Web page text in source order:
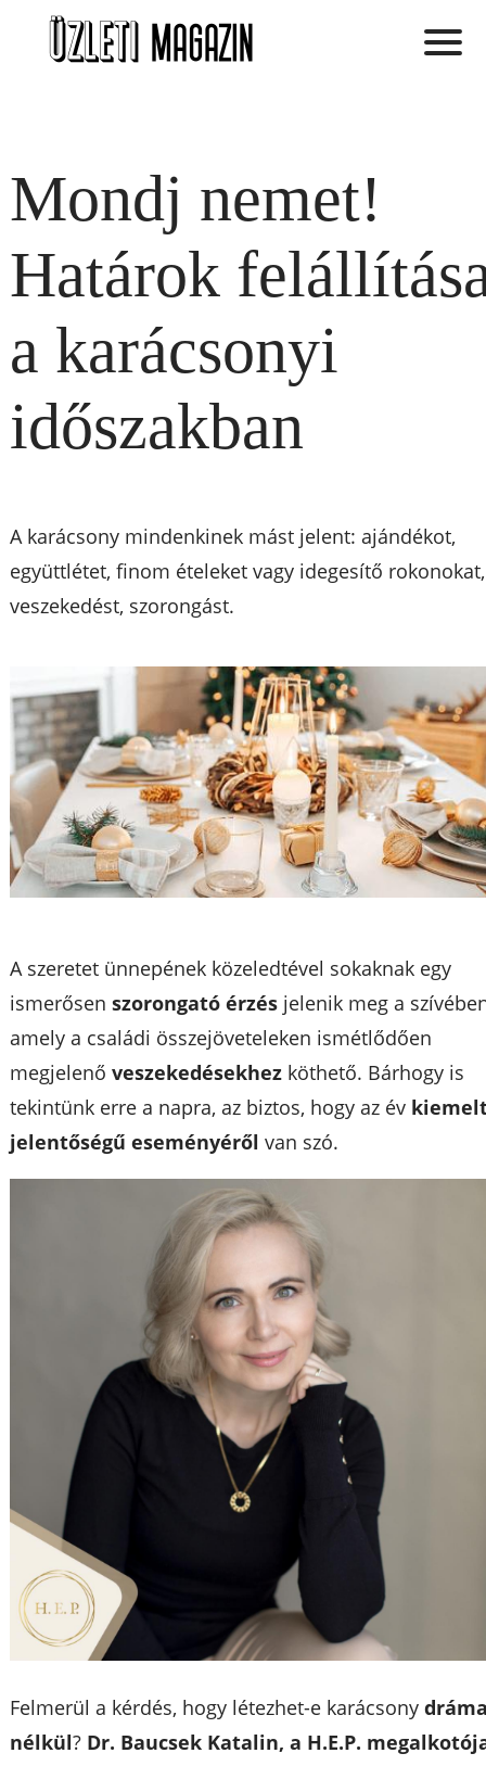
Mondj nemet!
Határok
a karácsonyi
időszakban
A karácsony mindenkinek mást jelent: ajándékot,
együttlétet, finom ételeket vagy idegesítő rokonokat,
veszekedést, szorongást.
A szeretet ünnepének közeledtével sokaknak egy
ismerősenszorongató érzés jelenik meg a
amely a családi összejöveteleken ismétlődően
megjelenőveszekedésekhez köthető. Bárhogy is
tekintünk erre a napra, az biztos, hogy az év
jelentőségű eseményéről van szó.
Felmerül a kérdés, hogy létezhet-e karácsony
nélkül? Dr. Baucsek Katalin, a H.E.P.